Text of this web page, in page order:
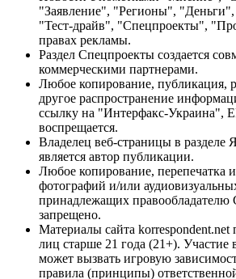
"Заявление", "Регионы",
"Тест-драйв", "Спецпроекты",
правах рекламы.
Раздел Спецпроекты создается
коммерческими партнерами.
Любое копирование, публикация,
другое распространение
ссылку на "Интерфакс-Украина",
воспрещается.
Владелец веб-страницы в разделе
является автор публикации.
Любое копирование, перепечатка
фотографий и/или
принадлежащих правообладателю
запрещено.
Материалы сайта korrespondent.net
лиц старше 21 года (21+). Участие
может вызвать игровую
правила (принципы)